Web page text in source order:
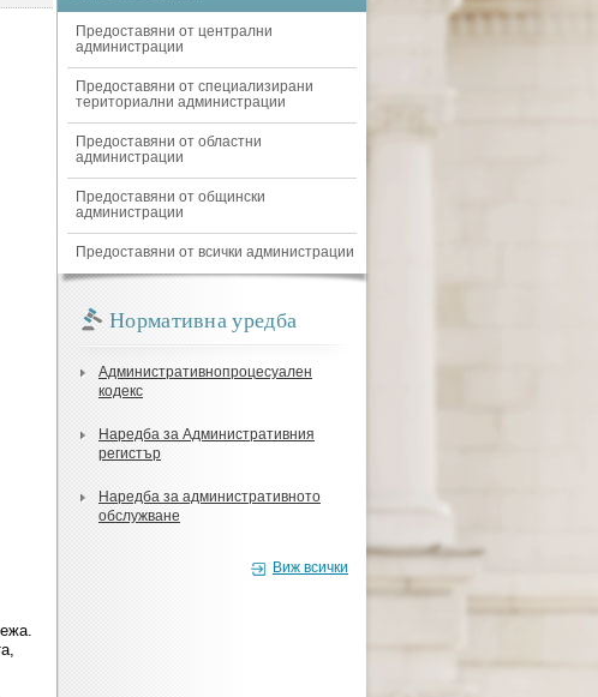
Предоставяни от централни
администрации
Предоставяни от специализирани
териториални администрации
Предоставяни от областни
администрации
Предоставяни от общински
администрации
Предоставяни от всички администрации
Нормативна уредба
Административнопроцесуален
кодекс
Наредба за Административния
регистър
Наредба за административното
обслужване
Виж всички